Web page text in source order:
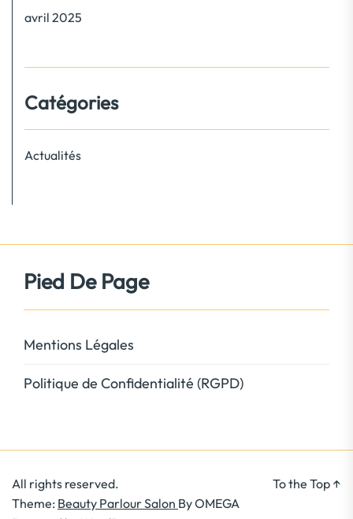
avril 2025
Catégories
Actualités
Pied De Page
Mentions Légales
Politique de Confidentialité (RGPD)
All rights reserved.
Theme: Beauty Parlour Salon ByOMEGA
To the Top ↑